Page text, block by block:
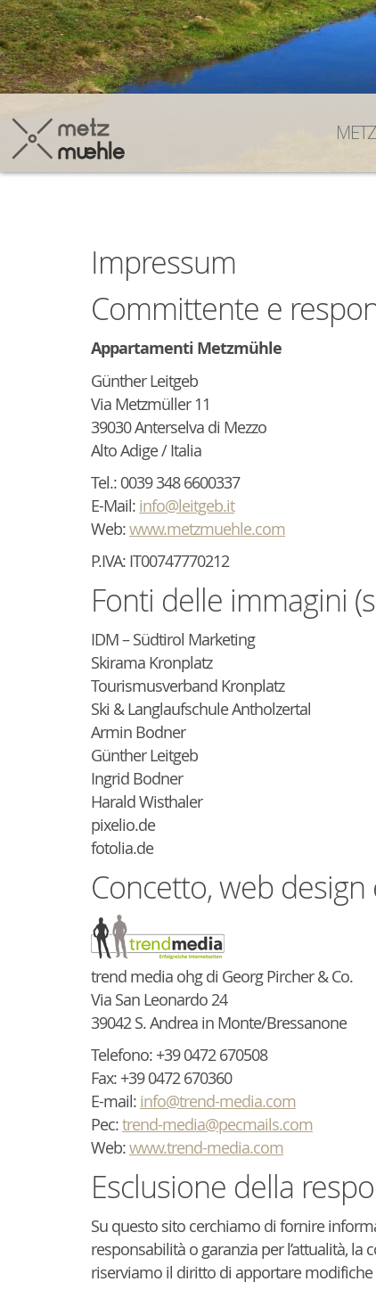
Impressum
Committente e
Appartamenti Metzmühle
Günther Leitgeb
Via Metzmüller 11
39030 Anterselva di Mezzo
Alto Adige / Italia
Tel.: 0039 348 6600337
E-Mail: info@leitgeb.it
Web:www.metzmuehle.com
P.IVA: IT00747770212
Fonti delle immagini
IDM – Südtirol Marketing
Skirama Kronplatz
Tourismusverband Kronplatz
Ski & Langlaufschule Antholzertal
Armin Bodner
Günther Leitgeb
Ingrid Bodner
Harald Wisthaler
pixelio.de
fotolia.de
Concetto, web design
trend media ohg di Georg Pircher & Co.
Via San Leonardo 24
39042 S. Andrea in Monte/Bressanone
Telefono: +39 0472 670508
Fax: +39 0472 670360
E-mail: info@trend-media.com
Pec:trend-media@pecmails.com
Web:www.trend-media.com
Esclusione della
Su questo sito cerchiamo di fornire
responsabilità o garanzia per l’attualità,
riserviamo il diritto di apportare